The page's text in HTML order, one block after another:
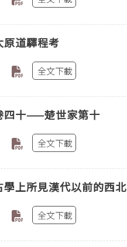
原道驛程考
全文下載
四十——楚世家第十
全文下載
學上所見漢代以前的西北
全文下載